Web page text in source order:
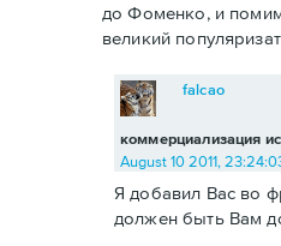
до Фоменко, и
великий
коммерциализация
falcao
August 10 2011,
Я добавил Вас во
должен быть Вам